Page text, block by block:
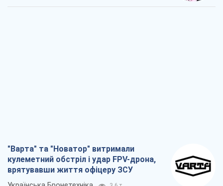
"Варта" та "Новатор" витримали
кулеметний обстріл і удар FPV-дрона,
врятувавши життя офіцеру ЗСУ